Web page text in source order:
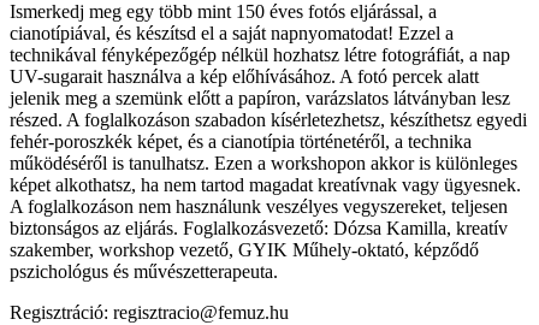
Ismerkedj meg egy több mint 150 éves fotós eljárással, a
cianotípiával, és készítsd el a saját napnyomatodat! Ezzel a
technikával fényképezőgép nélkül hozhatsz létre fotográfiát, a nap
UV-sugarait használva a kép előhívásához. A fotó percek alatt
jelenik meg a szemünk előtt a papíron, varázslatos látványban lesz
részed. A foglalkozáson szabadon kísérletezhetsz, készíthetsz egyedi
fehér-poroszkék képet, és a cianotípia történetéről, a technika
működéséről is tanulhatsz. Ezen a workshopon akkor is különleges
képet alkothatsz, ha nem tartod magadat kreatívnak vagy ügyesnek.
A foglalkozáson nem használunk veszélyes vegyszereket, teljesen
biztonságos az eljárás. Foglalkozásvezető: Dózsa Kamilla, kreatív
szakember, workshop vezető, GYIK Műhely-oktató, képződő
pszichológus és művészetterapeuta.
Regisztráció: regisztracio@femuz.hu